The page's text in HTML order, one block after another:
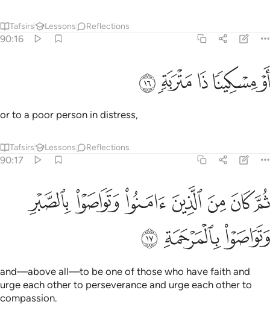
Tafsirs Lessons Reflections
90:16
او مسكينا ذا متربة ١٦
أَوْ مِسْكِينًۭا ذَا مَتْرَبَةٍۢ ١٦
ﲵﲶﲷﲸﲹ
or to a poor person in distress,
Tafsirs Lessons Reflections
90:17
ثم كان من الذين امنوا وتواصوا بالصبر وتواصوا بالمرحمة ١٧
ثُمَّ كَانَ مِنَ ٱلَّذِينَ ءَامَنُوا۟ وَتَوَاصَوْا۟ بِٱلصَّبْرِ وَتَوَاصَوْا۟ بِٱلْمَرْحَمَةِ ١٧
ﲺﲻﲼﲽﲾﲿﳀ
ﳁﳂﳃ
and—above all—to be one of those who have faith and
urge each other to perseverance and urge each other to
compassion.